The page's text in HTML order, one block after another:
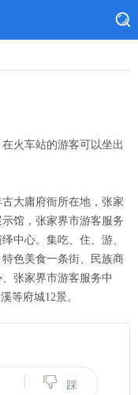
火车站的游客可以坐出
大庸府衙所在地，张家
馆，张家界市游客服务
中心。集吃、住、游、
色美食一条街、民族商
张家界市游客服务中
等府城12景。
踩